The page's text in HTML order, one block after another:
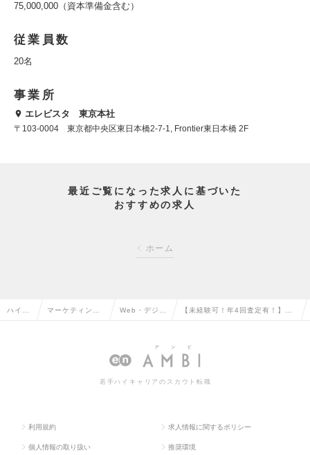
75,000,000（資本準備金含む）
従業員数
20名
事業所
エレビスタ 東京本社
〒103-0004 東京都中央区東日本橋2-7-1, Frontier東日本橋 2F
最近ご覧になった求人に基づいた
おすすめの求人
ホーム
ハイク マーケティン Web・デジタ
ングの転職
【未経験可！年4回査定有！】億
ーケター大募集の求人情報
若手ハイキャリアのスカウト転職
利用規約 求人情報に関するポリシー
個人情報の取り扱い 推奨環境